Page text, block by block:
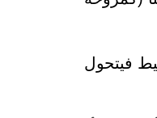
فيتحول